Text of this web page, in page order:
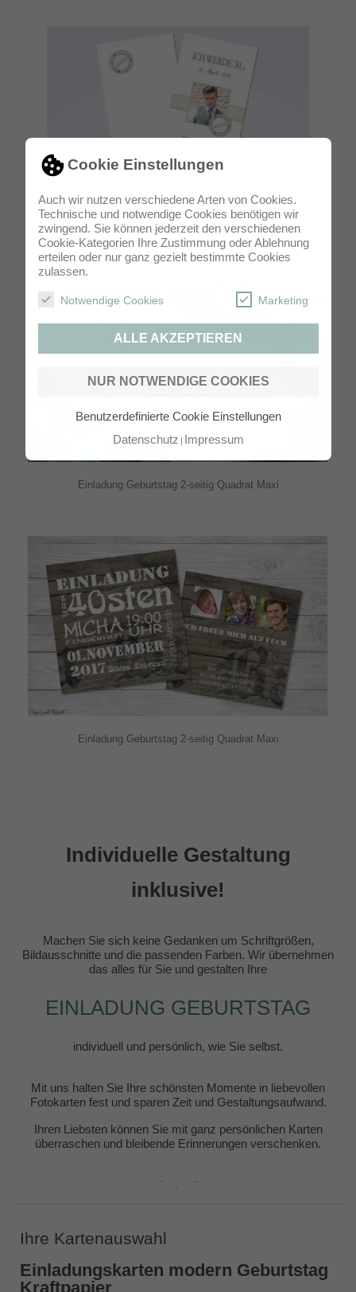
Cookie Einstellungen
Auch wir nutzen verschiedene Arten von Cookies.
Technische und notwendige Cookies benötigen wir
zwingend. Sie können jederzeit den verschiedenen
Cookie-Kategorien Ihre Zustimmung oder Ablehnung
erteilen oder nur ganz gezielt bestimmte Cookies
zulassen.
Notwendige Cookies Marketing
ALLE AKZEPTIEREN
NUR NOTWENDIGE COOKIES
Benutzerdefinierte Cookie Einstellungen
Datenschutz Impressum
Einladung Geburtstag zweiseitig Panorama Maxi
Einladung Geburtstag 2-seitig Quadrat Maxi
Einladung Geburtstag 2-seitig Quadrat Maxi
Individuelle Gestaltung
inklusive!
Machen Sie sich keine Gedanken um Schriftgrößen,
Bildausschnitte und die passenden Farben. Wir übernehmen
das alles für Sie und gestalten Ihre
EINLADUNG GEBURTSTAG
individuell und persönlich, wie Sie selbst.
Mit uns halten Sie Ihre schönsten Momente in liebevollen
Fotokarten fest und sparen Zeit und Gestaltungsaufwand.
Ihren Liebsten können Sie mit ganz persönlichen Karten
überraschen und bleibende Erinnerungen verschenken.
Ihre Kartenauswahl
Einladungskarten modern Geburtstag
Kraftpapier